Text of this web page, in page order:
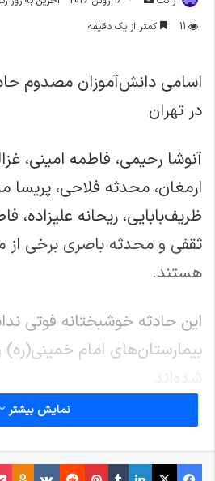
ایمیل
11
کمتر از یک دقیقه
اسامی دانش‌آموزان مصدوم
در تهران
آنوشا رحیمی، فاطمه امینی،
ارمغان، محدثه فلاحی،
ظریف‌بابایی، ریحانه
ثقفی و محدثه باصری برخی از
هستند.
این حادثه خوشبختانه فوتی
بیمارستان‌های امام
شده‌اند
نمایش بیشتر
فیس بوک X لینکدین
‫تامبلر‫پین‌ترست
‫رددیت